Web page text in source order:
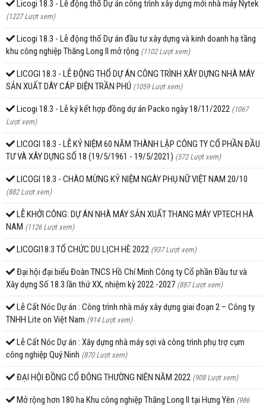
Licogi 18.3 - Lễ động thổ Dự án công trình xây dựng mới nhà máy Nytek
(1227 Lượt xem)
Licogi 18.3 - Lễ động thổ Dự án đầu tư xây dựng và kinh doanh hạ tầng
khu công nghiệp Thăng Long II mở rộng (1102 Lượt xem)
LICOGI 18.3 - LỄ ĐỘNG THỔ DỰ ÁN CÔNG TRÌNH XÂY DỰNG NHÀ MÁY
SẢN XUẤT DÂY CÁP ĐIỆN TRẦN PHÚ (1059 Lượt xem)
Licogi 18.3 - Lễ ký kết hợp đồng dự án Packo ngày 18/11/2022 (1067
Lượt xem)
LICOGI 18.3 - LỄ KỶ NIỆM 60 NĂM THÀNH LẬP CÔNG TY CỔ PHẦN ĐẦU
TƯ VÀ XÂY DỰNG SỐ 18 (19/5/1961 - 19/5/2021) (572 Lượt xem)
LICOGI 18.3 - CHÀO MỪNG KỶ NIỆM NGÀY PHỤ NỮ VIỆT NAM 20/10
(882 Lượt xem)
LỄ KHỞI CÔNG: DỰ ÁN NHÀ MÁY SẢN XUẤT THANG MÁY VPTECH HÀ
NAM (1126 Lượt xem)
LICOGI18.3 TỔ CHỨC DU LỊCH HÈ 2022 (937 Lượt xem)
Đại hội đại biểu Đoàn TNCS Hồ Chí Minh Công ty Cổ phần Đầu tư và
Xây dựng Số 18.3 lần thứ XX, nhiệm kỳ 2022 -2027 (887 Lượt xem)
Lễ Cất Nóc Dự án : Công trình nhà máy xây dựng giai đoạn 2 – Công ty
TNHH Lite on Việt Nam (914 Lượt xem)
Lễ Cất Nóc Dự án : Xây dựng nhà máy sợi và công trình phụ trợ cụm
công nghiệp Quý Ninh (870 Lượt xem)
ĐẠI HỘI ĐỒNG CỔ ĐÔNG THƯỜNG NIÊN NĂM 2022 (908 Lượt xem)
Mở rộng hơn 180 ha Khu công nghiệp Thăng Long II tại Hưng Yên (986